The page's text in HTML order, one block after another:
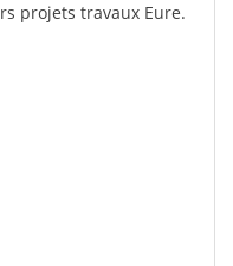
projets travaux Eure.